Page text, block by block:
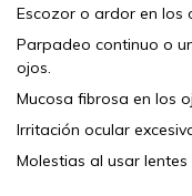
Escozor o ardor en los
Parpadeo continuo o
ojos.
Mucosa fibrosa en los
Irritación ocular
Molestias al usar